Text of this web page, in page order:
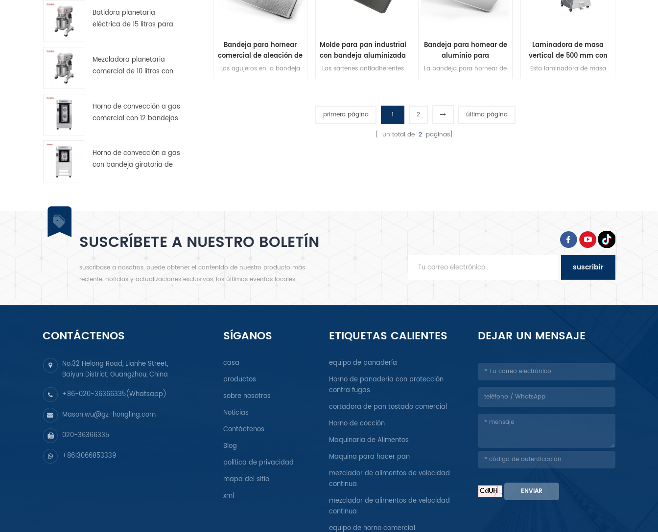
Batidora planetaria
eléctrica de 15 litros para
Mezcladora planetaria
comercial de 10 litros con
Horno de convección a gas
comercial con 12 bandejas
Horno de convección a gas
con bandeja giratoria de
Bandeja para hornear
comercial de aleación de
aluminio perforado
Los agujeros en la bandeja
Molde para pan industrial
con bandeja aluminizada
antiadherente
Las sartenes antiadherentes
Bandeja para hornear de
aluminio para
restaurantes, pan, pizza y
La bandeja para hornear de
uniforme.
Laminadora de masa
vertical de 500 mm con
pedal para panadería
Esta laminadora de masa
primera página 1 2 última página
[ un total de 2paginas]
SUSCRÍBETE A NUESTRO BOLETÍN
suscríbase a nosotros, puede obtener el contenido de nuestro producto más
reciente, noticias y actualizaciones exclusivas, los últimos eventos locales
suscribir
CONTÁCTENOS
No.32 Helong Road, Lianhe Street,
Baiyun District, Guangzhou, China
+86-020-36366335(Whatsapp)
Mason.wu@gz-hongling.com
020-36366335
+8613066853339
SÍGANOS
casa
productos
sobre nosotros
Noticias
Contáctenos
Blog
política de privacidad
mapa del sitio
xml
ETIQUETAS CALIENTES
equipo de panadería
Horno de panadería con protección
contra fugas.
cortadora de pan tostado comercial
Horno de cocción
Maquinaria de Alimentos
Maquina para hacer pan
mezclador de alimentos de velocidad
continua
mezclador de alimentos de velocidad
continua
equipo de horno comercial
DEJAR UN MENSAJE
ENVIAR